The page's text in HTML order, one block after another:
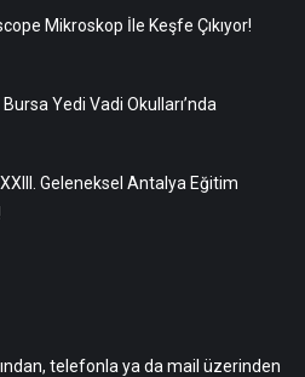
Mikroskop İle Keşfe Çıkıyor!
Yedi Vadi Okulları’nda
Geleneksel Antalya Eğitim
telefonla ya da mail üzerinden